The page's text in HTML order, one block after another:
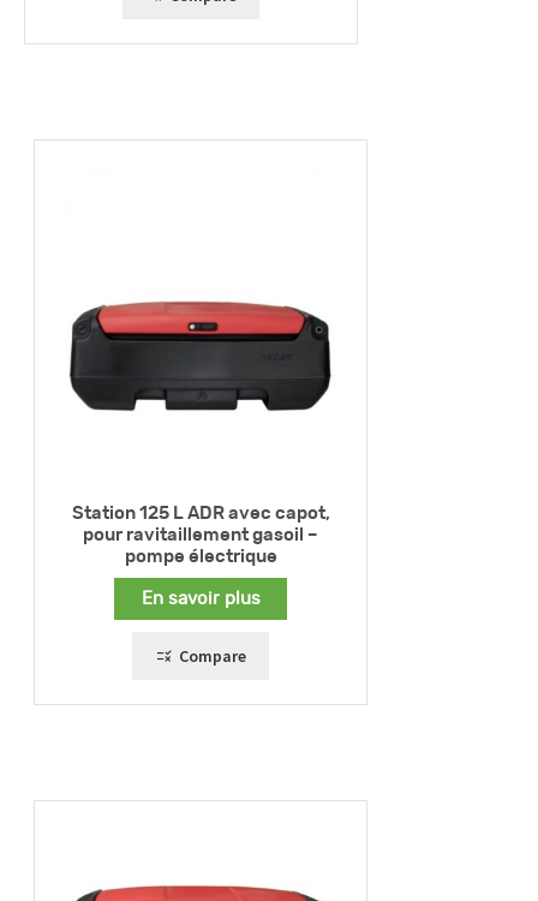
Station 125 L ADR avec capot,
pour ravitaillement gasoil –
pompe électrique
En savoir plus
Compare